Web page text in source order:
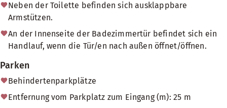
Neben der Toilette befinden sich ausklappbare
Armstützen.
An der Innenseite der Badezimmertür befindet sich ein
Handlauf, wenn die Tür/en nach außen öffnet/öffnen.
Parken
Behindertenparkplätze
Entfernung vom Parkplatz zum Eingang (m): 25 m